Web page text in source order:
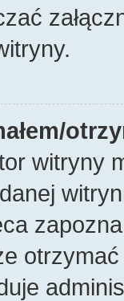
witryny